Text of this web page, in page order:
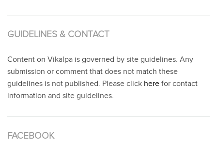
GUIDELINES & CONTACT
Content on Vikalpa is governed by site guidelines. Any
submission or comment that does not match these
guidelines is not published. Please click here for contact
information and site guidelines.
FACEBOOK